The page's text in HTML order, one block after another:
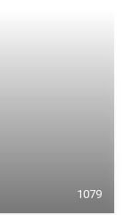
1079